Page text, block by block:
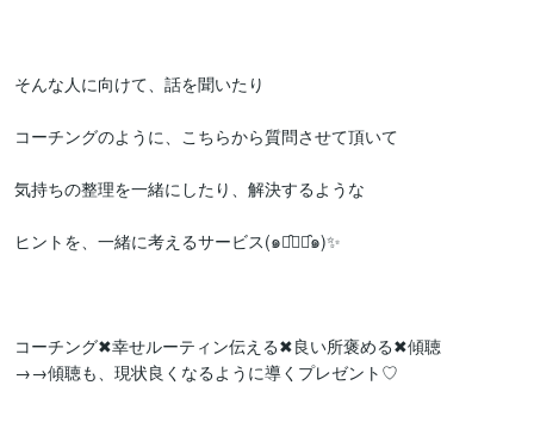
そんな人に向けて、話を聞いたり
コーチングのように、こちらから質問させて頂いて
気持ちの整理を一緒にしたり、解決するような
ヒントを、一緒に考えるサービス(๑･̑◡･̑๑)✨
コーチング✖︎幸せルーティン伝える✖︎良い所褒める✖︎傾聴
→→傾聴も、現状良くなるように導くプレゼント♡